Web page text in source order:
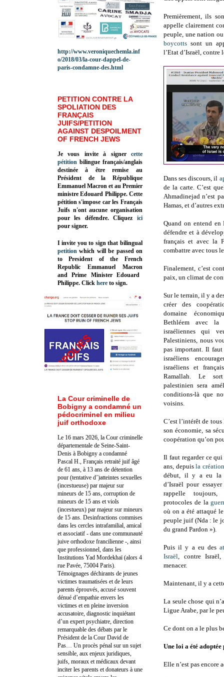
Premièrement, ils
appelle clairement
peuple, une nation
boycotts sont un
l’Etat d’Israël, contre
Dans ses discours, il
de la carte. C’est
Ahmadinejad n’est
Hamas, et d’autres
Quand on entend en
défendre et à
français et avec la
combattre avec tous
Finalement, c’est
paix, un climat de
Sur le terrain, il y a
créer des
domaine
Bethléem avec la
israéliennes qui
Palestiniens, nous
pas important. Il faut
israéliens
israéliens et
Ramallah. Le
palestinien sera
conditions-là que
voisins.
C’est l’intérêt de
son économie, sa
coopération qu’on
Il faut regarder ce qui
ans, depuisla
début, il y a eu la
d’Israël pour
rappelle
protocoles de la
où on a été attaqué
peuple juif (Nda : le
du grand Pardon »).
Puis il y a eu des
Israël, contre
menacer.
Maintenant, il y a
La seule chose qui
Ligue Arabe, par le
Ce dont on a le plus
Une loi a été
Elle n’est pas encore
http://www.veroniquechemla.inf
o/2018/03/la-cour-dappel-de-
paris-condamne-des.html
PETITION CONTRE LA
SPOLIATION DES
FRANÇAIS
JUIFS/PETITION
AGAINST DESPOILMENT
OF FRENCH JEWS
Je vous invite à signer cette
pétition bilingue français/anglais
destinée à être remise au
Président de la République
Emmanuel Macron et au Premier
ministre Edouard Philippe. Cette
pétition s'impose car les Français
Juifs n'ont aucune organisation
pour les défendre. Cliquez
ici
pour signer.
I invite you to sign that bilingual
petition which will be passed on
to President of the French
Republic Emmanuel Macron
and Prime MinisterEdouard
Philippe. Click here to sign.
La Cour criminelle de
Bobigny a condamné un
pédocriminel en milieu
juif orthodoxe
Le 16 mars 2026, la Cour criminelle
départementale de Seine-Saint-
Denis à Bobigny a condamné
Pascal H., Français retraité juif âgé
de 61 ans, à 13 ans de détention
pour (tentative d’)atteintes sexuelles
(incestueuse) par majeur sur
mineurs de 15 ans, corruption de
mineurs de 15 ans et viols
(incestueux) par majeur sur mineurs
de 15 ans. Desinfractions commises
dans les cercles intrafamilial, amical
et associatif - dans une communauté
juive orthodoxe francilienne -, ainsi
que professionnel, dans les
Institutions Yad Mordekhaï (alors 4
rue Pavée, 75004 Paris).
Témoignages déchirants de jeunes
victimes traumatisées et de leurs
parents éprouvés, accusé souvent
dénué d’empathie envers les
victimes et en pleine inversion
accusatoire, diagnostic inquiétant
d’un expert psychiatre, direction
remarquable des débats par le
Président de la Cour David de
Pas… Un procès pénal sur un sujet
sensible, aux enjeux juridiques,
juifs, moraux et médicaux devant
inciter les parents et donateurs à une